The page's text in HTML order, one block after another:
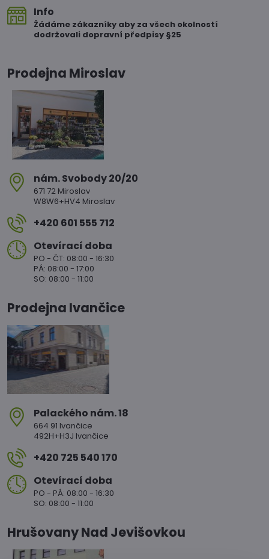
Info
Žádáme zákazníky aby za všech okolností
dodržovali dopravní předpisy §25
Prodejna Miroslav
nám​. Svobody 20/20
671 72 Miroslav
W8W6+HV4 Miroslav
+420 601 555 712
Otevírací doba
PO - ČT: 08:00 - 16:30
PÁ: 08:00 - 17:00
SO: 08:00 - 11:00
Prodejna Ivančice
Palackého nám​. 18
664 91 Ivančice
492H+H3J Ivančice
+420 725 540 170
Otevírací doba
PO - PÁ: 08:00 - 16:30
SO: 08:00 - 11:00
Hrušovany Nad Jevišovkou